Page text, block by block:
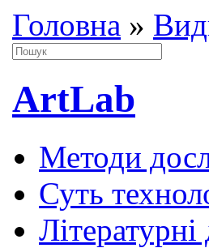
Головна »
ArtLab
Методи
Суть